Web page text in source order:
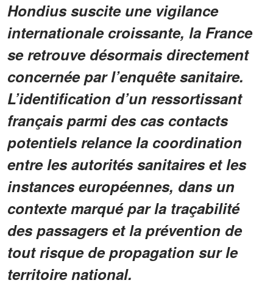
Hondius suscite une vigilance
internationale croissante, la France
se retrouve désormais directement
concernée par l’enquête sanitaire.
L’identification d’un ressortissant
français parmi des cas contacts
potentiels relance la coordination
entre les autorités sanitaires et les
instances européennes, dans un
contexte marqué par la traçabilité
des passagers et la prévention de
tout risque de propagation sur le
territoire national.